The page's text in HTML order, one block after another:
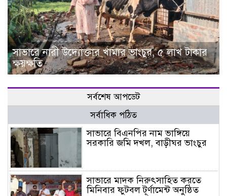
সাভারে নারী উদ্যোক্তার খামার ভাংচুর, ৫ লাখ টাকার
ক্ষয়ক্ষতি
সর্বশেষ আপডেট
সর্বাধিক পঠিত
সাভারে বিএনপির নাম ভাঙ্গিয়ে
সরকারি জমি দখল, বাড়ীঘর ভাংচুর
সাভারে মাদক নিরুৎসাহিত করতে
মিনিবার ফুটবল টূর্ণামেন্ট অনুষ্ঠিত